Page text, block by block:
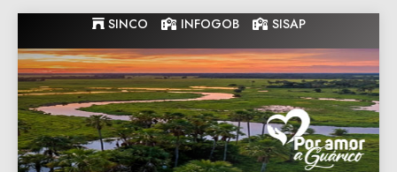
to
content
SINCO INFOGOB SISAP
Gobernacion
de Guarico
Gobernacion de Guarico